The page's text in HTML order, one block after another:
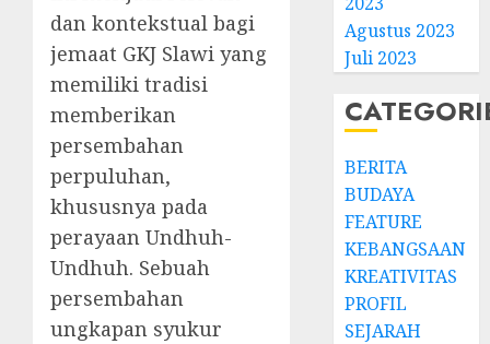
dan kontekstual bagi
jemaat GKJ Slawi yang
memiliki tradisi
memberikan
persembahan
perpuluhan,
khususnya pada
perayaan Undhuh-
Undhuh. Sebuah
persembahan
ungkapan syukur
Agustus 2023
Juli 2023
BERITA
BUDAYA
FEATURE
KEBANGSAAN
KREATIVITAS
PROFIL
SEJARAH
GKAI
5
25
Tahun
Gereja
1
2026
GKJ